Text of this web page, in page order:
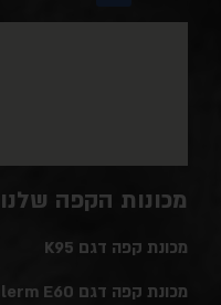
מכונות הקפה שלנו
מכונת קפה דגם K95
מכונת קפה דגם Kalerm E60